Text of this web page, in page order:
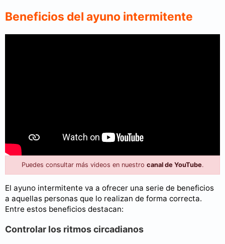
Beneficios del ayuno intermitente
Puedes consultar más videos en nuestro canal de YouTube.
El ayuno intermitente va a ofrecer una serie de beneficios
a aquellas personas que lo realizan de forma correcta.
Entre estos beneficios destacan:
Controlar los ritmos circadianos